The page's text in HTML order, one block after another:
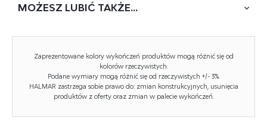
Styl wykonania: nowoczesny
Kółka: kółka kauczukowe
HARBOR (BS-7509-2)
Zaprezentowane kolory wykończeń produktów mogą różnić się od
kolorów rzeczywistych.
Podane wymiary mogą różnić się od rzeczywistych +/- 3%.
HALMAR zastrzega sobie prawo do: zmian konstrukcyjnych, usunięcia
produktów z oferty oraz zmian w palecie wykończeń.
MOŻESZ LUBIĆ TAKŻE...